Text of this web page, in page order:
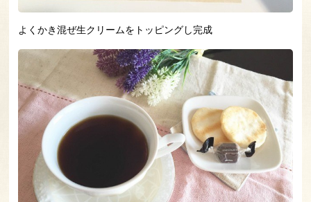
よくかき混ぜ生クリームをトッピングし完成